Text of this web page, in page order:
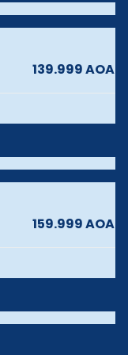
139.999 AOA
159.999 AOA